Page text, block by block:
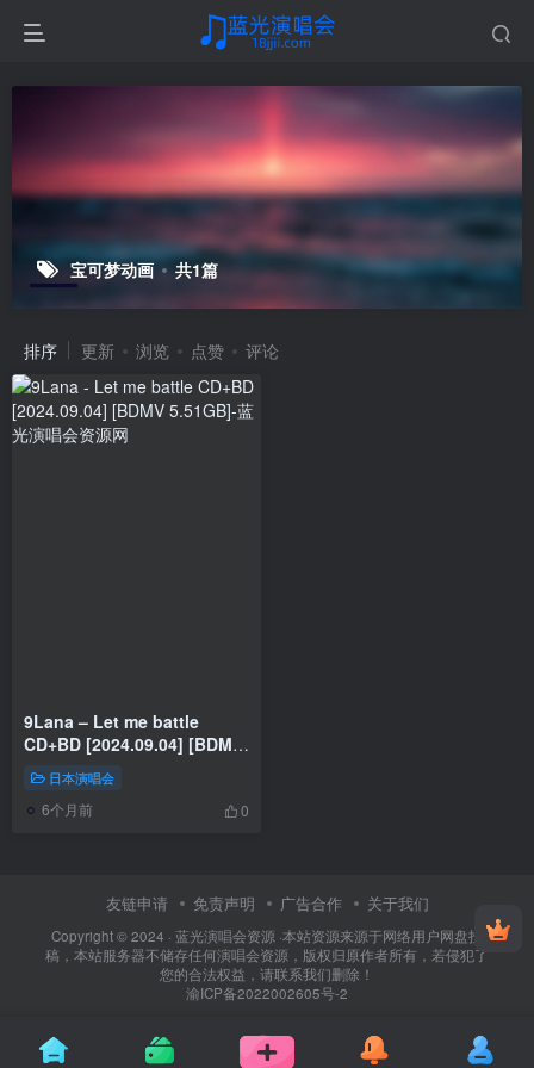
宝可梦动画 共1篇
排序 更新 浏览 点赞 评论
9Lana – Let me battle
CD+BD [2024.09.04] [BDMV
5.51GB]
日本演唱会
6个月前 0
友链申请 免责声明 广告合作 关于我们
Copyright © 2024 · 蓝光演唱会资源 ·本站资源来源于网络用户网盘投
稿，本站服务器不储存任何演唱会资源，版权归原作者所有，若侵犯了
您的合法权益，请联系我们删除！
渝ICP备2022002605号-2